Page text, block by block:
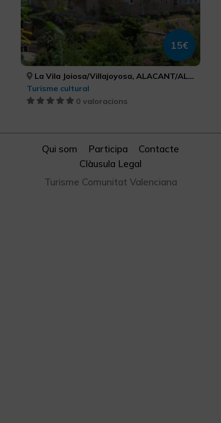
15€
La Vila Joiosa/Villajoyosa, ALACANT/ALICANTE
Turisme cultural
0 valoracions
Qui som Participa
Contacte
Clàusula Legal
Turisme Comunitat Valenciana